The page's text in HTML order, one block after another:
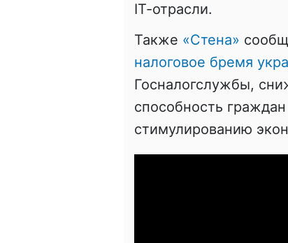
ІТ-отрасли.
Также «Стена»
налоговое бремя
Госналогслужбы,
способность
стимулированию